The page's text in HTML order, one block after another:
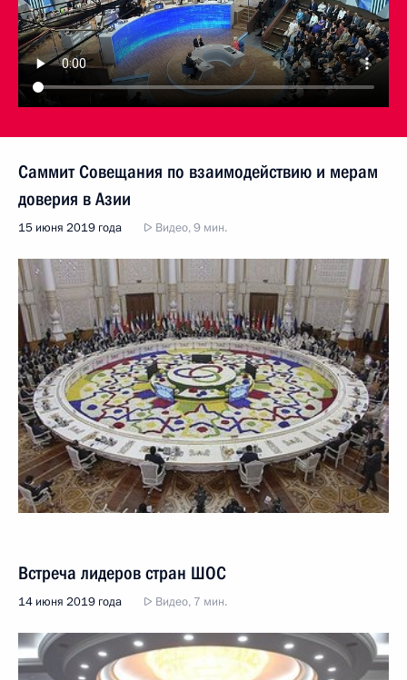
Саммит Совещания по взаимодействию и мерам
доверия в Азии
15 июня 2019 года Видео, 9 мин.
Встреча лидеров стран ШОС
14 июня 2019 года Видео, 7 мин.